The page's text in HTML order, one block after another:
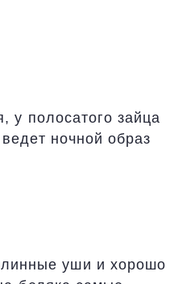
у полосатого зайца
ночной образ
уши и хорошо